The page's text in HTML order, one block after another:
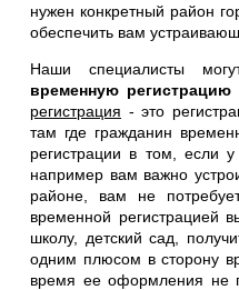
нужен конкретный район
обеспечить вам
Наши специалисты
временную
регистрация - это
там где гражданин
регистрации в том, если
например вам важно
районе, вам не
временной регистрацией
школу, детский сад,
одним плюсом в сторону
время ее оформления не